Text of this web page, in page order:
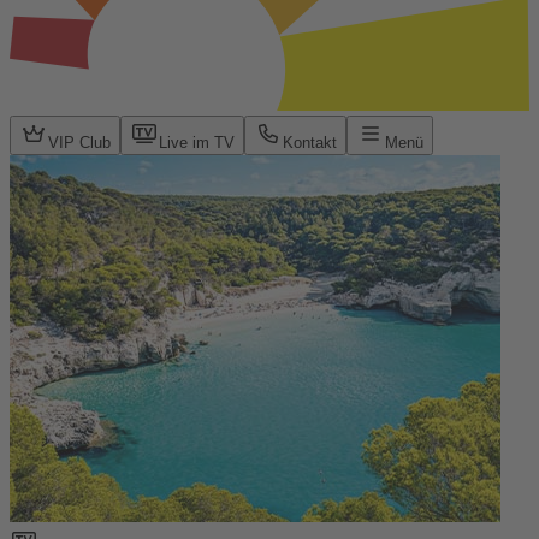
VIP Club Live im TV Kontakt Menü